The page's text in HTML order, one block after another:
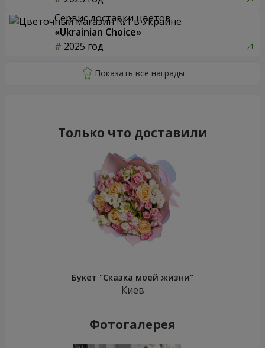
Сервис доставки цветов
«Ukrainian Choice»
2025 год
Только что доставили
Букет "Сказка моей жизни"
Киев
Фотогалерея